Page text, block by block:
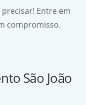
Entre em
compromisso.
São João